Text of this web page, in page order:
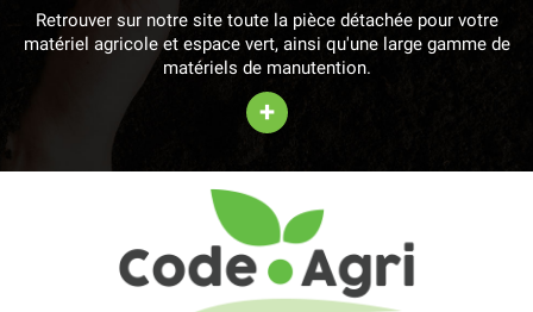
Retrouver sur notre site toute la pièce détachée pour votre
matériel agricole et espace vert, ainsi qu'une large gamme de
matériels de manutention.
+